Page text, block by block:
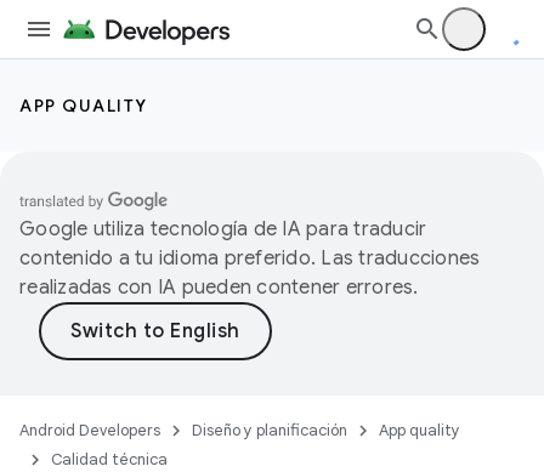
APP QUALITY
Google utiliza tecnología de IA para traducir
contenido a tu idioma preferido. Las traducciones
realizadas con IA pueden contener errores.
Android Developers Diseño y planificación
App quality
Calidad técnica